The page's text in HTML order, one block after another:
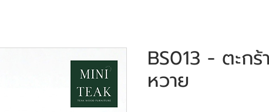
BS013 - ตะก
หวาย